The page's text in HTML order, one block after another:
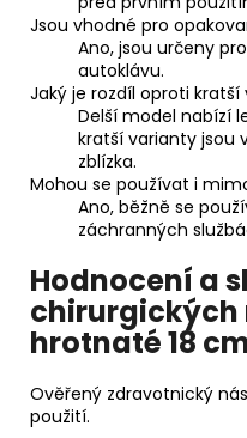
Jsou vhodné pro
Ano, jsou určeny
autoklávu.
Jaký je rozdíl oproti kratší
Delší model nabízí
kratší varianty jsou
zblízka.
Mohou se používat i
Ano, běžně se
záchranných
Hodnocení a
chirurgických
hrotnaté 18
Ověřený zdravotnický
použití.